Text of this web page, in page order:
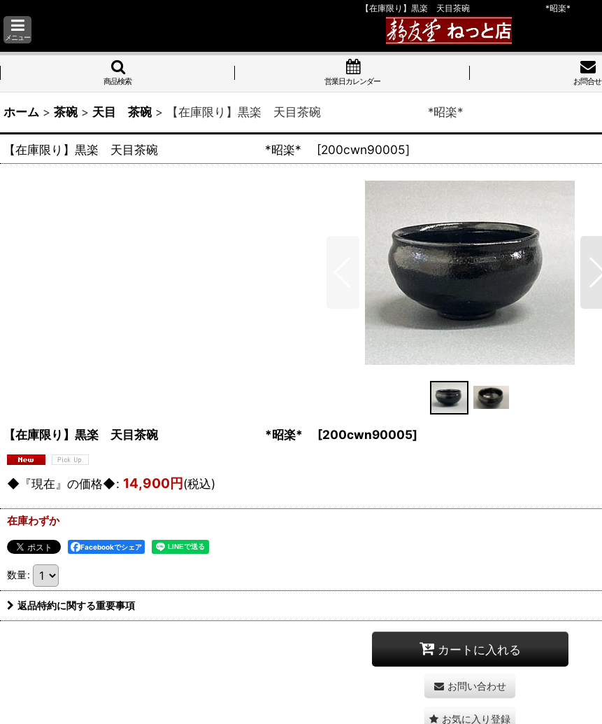
【在庫限り】黒楽 天目茶碗 *昭楽*
メニュー
商品検索 営業日カレンダー お問合せ
ホーム > 茶碗 > 天目 茶碗 > 【在庫限り】黒楽 天目茶碗 *昭楽*
【在庫限り】黒楽 天目茶碗 *昭楽* [200cwn90005]
【在庫限り】黒楽 天目茶碗 *昭楽* [200cwn90005]
◆『現在』の価格◆: 14,900 円(税込)
在庫わずか
Facebookでシェア
数量:
返品特約に関する重要事項
カートに入れる
お問い合わせ
お気に入り登録